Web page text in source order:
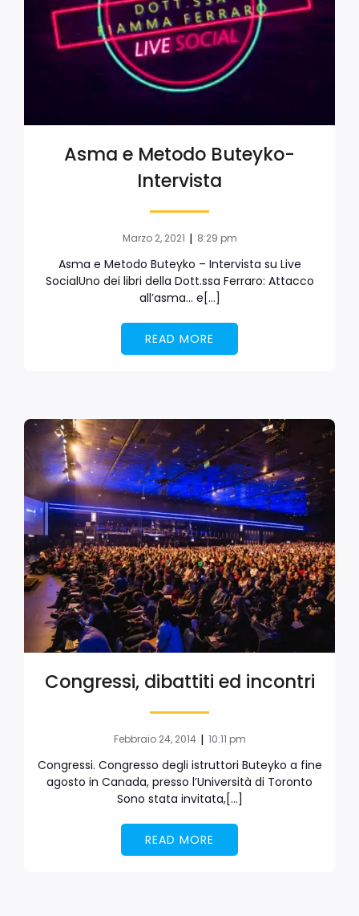
Asma e Metodo Buteyko-
Intervista
Marzo 2, 2021 | 8:29 pm
Asma e Metodo Buteyko – Intervista su Live
SocialUno dei libri della Dott.ssa Ferraro: Attacco
all’asma… e[…]
READ MORE
Congressi, dibattiti ed incontri
Febbraio 24, 2014 | 10:11 pm
Congressi. Congresso degli istruttori Buteyko a fine
agosto in Canada, presso l’Università di Toronto
Sono stata invitata,[…]
READ MORE